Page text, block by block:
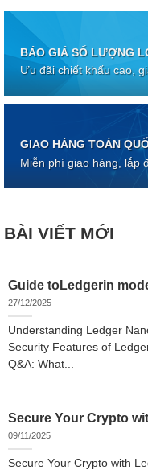
BÁO GIÁ SỐ LƯỢNG
Ưu đãi chiết khấu cao,
GIAO HÀNG TOÀN
Miễn phí giao hàng, lắp
BÀI VIẾT MỚI
Guide toLedgerin
27/12/2025
Understanding Ledger
Security Features of
Q&A: What...
Secure Your Crypto
09/11/2025
Secure Your Crypto with